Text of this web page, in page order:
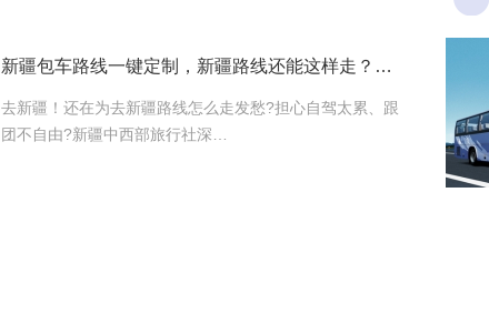
新疆包车路线一键定制，新疆路线还能这样走？报价透明
去新疆！还在为去新疆路线怎么走发愁?担心自驾太累、跟
团不自由?新疆中西部旅行社深…